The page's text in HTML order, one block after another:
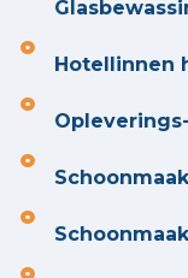
Hotellinnen